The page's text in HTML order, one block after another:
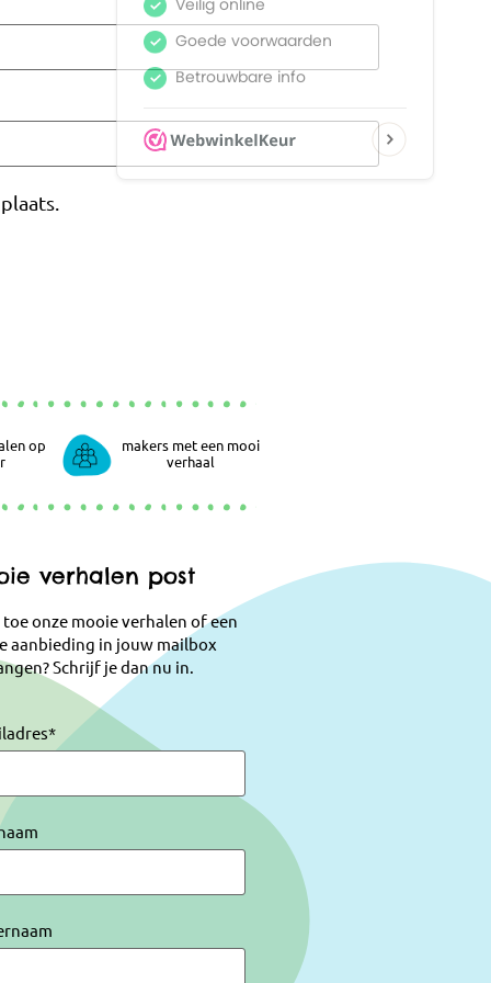
op
makers met een mooi
verhaal
verhalen post
onze mooie verhalen of een
aanbieding in jouw mailbox
Schrijf je dan nu in.
*